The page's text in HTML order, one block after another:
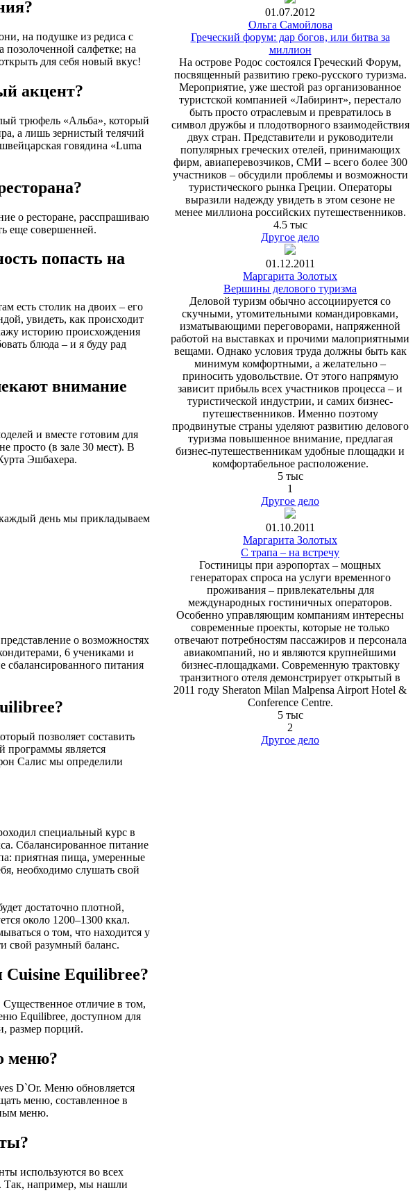
на подушке из редиса с
салфетке; на
для себя новый вкус!
акцент?
трюфель «Альба», который
а лишь зернистый телячий
говядина «Luma
о ресторане, расспрашиваю
еще совершенней.
попасть на
есть столик на двоих – его
увидеть, как происходит
историю происхождения
блюда – и я буду рад
внимание
и вместе готовим для
просто (в зале 30 мест). В
Эшбахера.
день мы прикладываем
о возможностях
6 учениками и
сбалансированного питания
позволяет составить
программы является
Салис мы определили
специальный курс в
Сбалансированное питание
приятная пища, умеренные
необходимо слушать свой
достаточно плотной,
около 1200–1300 ккал.
о том, что находится у
свой разумный баланс.
Сuisine Equilibree?
отличие в том,
Equilibree, доступном для
размер порций.
меню?
D`Or. Меню обновляется
меню, составленное в
меню.
используются во всех
Так, например, мы нашли
01.07.2012
Ольга Самойлова
Греческий форум: дар богов, или битва за
миллион
На острове Родос состоялся Греческий Форум,
посвященный развитию греко-русского туризма.
Мероприятие, уже шестой раз организованное
туристской компанией «Лабиринт», перестало
быть просто отраслевым и превратилось в
символ дружбы и плодотворного взаимодействия
двух стран. Представители и руководители
популярных греческих отелей, принимающих
фирм, авиаперевозчиков, СМИ – всего более 300
участников – обсудили проблемы и возможности
туристического рынка Греции. Операторы
выразили надежду увидеть в этом сезоне не
менее миллиона российских путешественников.
4.5 тыс
Другое дело
01.12.2011
Маргарита Золотых
Вершины делового туризма
Деловой туризм обычно ассоциируется со
скучными, утомительными командировками,
изматывающими переговорами, напряженной
работой на выставках и прочими малоприятными
вещами. Однако условия труда должны быть как
минимум комфортными, а желательно –
приносить удовольствие. От этого напрямую
зависит прибыль всех участников процесса – и
туристической индустрии, и самих бизнес-
путешественников. Именно поэтому
продвинутые страны уделяют развитию делового
туризма повышенное внимание, предлагая
бизнес-путешественникам удобные площадки и
комфортабельное расположение.
5 тыс
1
Другое дело
01.10.2011
Маргарита Золотых
С трапа – на встречу
Гостиницы при аэропортах – мощных
генераторах спроса на услуги временного
проживания – привлекательны для
международных гостиничных операторов.
Особенно управляющим компаниям интересны
современные проекты, которые не только
отвечают потребностям пассажиров и персонала
авиакомпаний, но и являются крупнейшими
бизнес-площадками. Современную трактовку
транзитного отеля демонстрирует открытый в
2011 году Sheraton Milan Malpensa Airport Hotel &
Conference Centre.
5 тыс
2
Другое дело